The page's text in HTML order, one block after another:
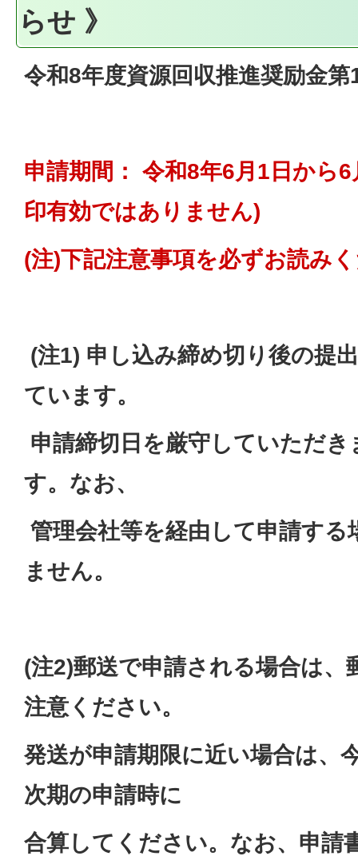
らせ 》
令和8年度資源回収推進奨励金第
申請期間： 令和8年6月1日から
印有効ではありません)
(注)下記注意事項を必ずお読み
(注1) 申し込み締め切り後の提
ています。
申請締切日を厳守していただ
す。 なお、
管理会社等を経由して申請する
ません。
(注2)郵送で申請される場合は、
注意ください。
発送が申請期限に近い場合は、
次期の申請時に
合算してください。なお、申請